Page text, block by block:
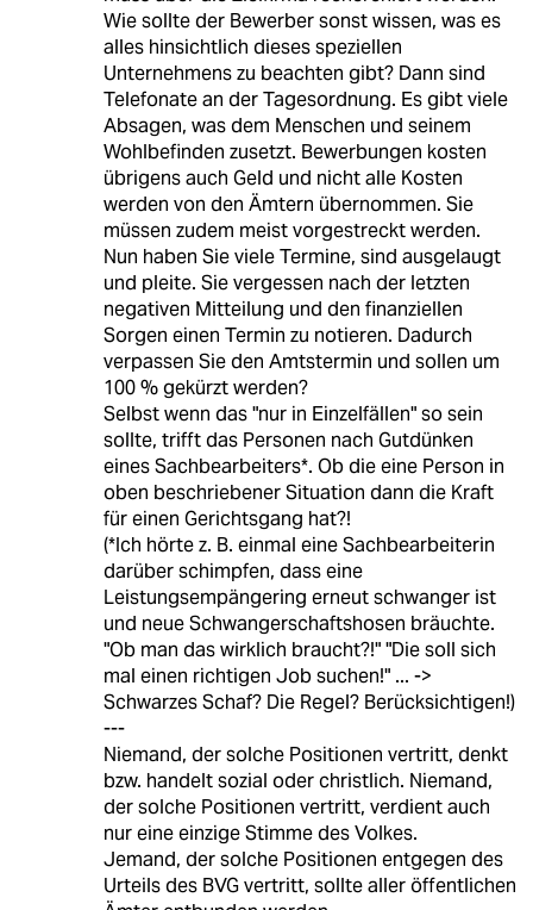
Wie sollte der Bewerber sonst wissen, was es
alles hinsichtlich dieses speziellen
Unternehmens zu beachten gibt? Dann sind
Telefonate an der Tagesordnung. Es gibt viele
Absagen, was dem Menschen und seinem
Wohlbefinden zusetzt. Bewerbungen kosten
übrigens auch Geld und nicht alle Kosten
werden von den Ämtern übernommen. Sie
müssen zudem meist vorgestreckt werden.
Nun haben Sie viele Termine, sind ausgelaugt
und pleite. Sie vergessen nach der letzten
negativen Mitteilung und den finanziellen
Sorgen einen Termin zu notieren. Dadurch
verpassen Sie den Amtstermin und sollen um
100 % gekürzt werden?
Selbst wenn das "nur in Einzelfällen" so sein
sollte, trifft das Personen nach Gutdünken
eines Sachbearbeiters*. Ob die eine Person in
oben beschriebener Situation dann die Kraft
für einen Gerichtsgang hat?!
(*Ich hörte z. B. einmal eine Sachbearbeiterin
darüber schimpfen, dass eine
Leistungsempängering erneut schwanger ist
und neue Schwangerschaftshosen bräuchte.
"Ob man das wirklich braucht?!" "Die soll sich
mal einen richtigen Job suchen!" ... ->
Schwarzes Schaf? Die Regel? Berücksichtigen!)
---
Niemand, der solche Positionen vertritt, denkt
bzw. handelt sozial oder christlich. Niemand,
der solche Positionen vertritt, verdient auch
nur eine einzige Stimme des Volkes.
Jemand, der solche Positionen entgegen des
Urteils des BVG vertritt, sollte aller öffentlichen